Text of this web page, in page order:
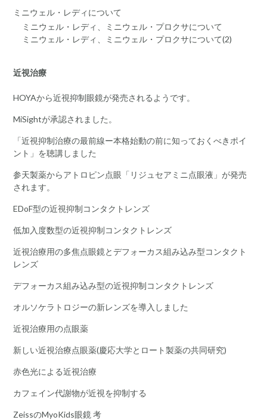
ミニウェル・レディについて
ミニウェル・レディ、ミニウェル・プロクサについて
ミニウェル・レディ、ミニウェル・プロクサについて(2)
近視治療
HOYAから近視抑制眼鏡が発売されるようです。
MiSightが承認されました。
「近視抑制治療の最前線ー本格始動の前に知っておくべきポイ
ント」を聴講しました
参天製薬からアトロピン点眼「リジュセアミニ点眼液」が発売
されます。
EDoF型の近視抑制コンタクトレンズ
低加入度数型の近視抑制コンタクトレンズ
近視治療用の多焦点眼鏡とデフォーカス組み込み型コンタクト
レンズ
デフォーカス組み込み型の近視抑制コンタクトレンズ
オルソケラトロジーの新レンズを導入しました
近視治療用の点眼薬
新しい近視治療点眼薬(慶応大学とロート製薬の共同研究)
赤色光による近視治療
カフェイン代謝物が近視を抑制する
ZeissのMyoKids眼鏡 考